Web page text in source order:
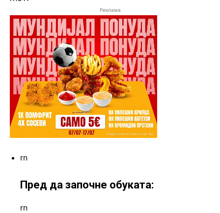
Реклама
rn
Пред да започне обуката:
rn